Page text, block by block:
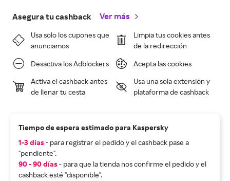
Asegura tu cashback Ver más
Usa solo los cupones que
anunciamos
Limpia tus cookies antes
de la redirección
Desactiva los Adblockers Acepta las cookies
Activa el cashback antes
de llenar tu cesta
Usa una sola extensión y
plataforma de cashback
Tiempo de espera estimado para Kaspersky
1-3 días- para registrar el pedido y el cashback pase a
"pendiente".
90 - 90 días- para que la tienda nos confirme el pedido y el
cashback esté "disponible".